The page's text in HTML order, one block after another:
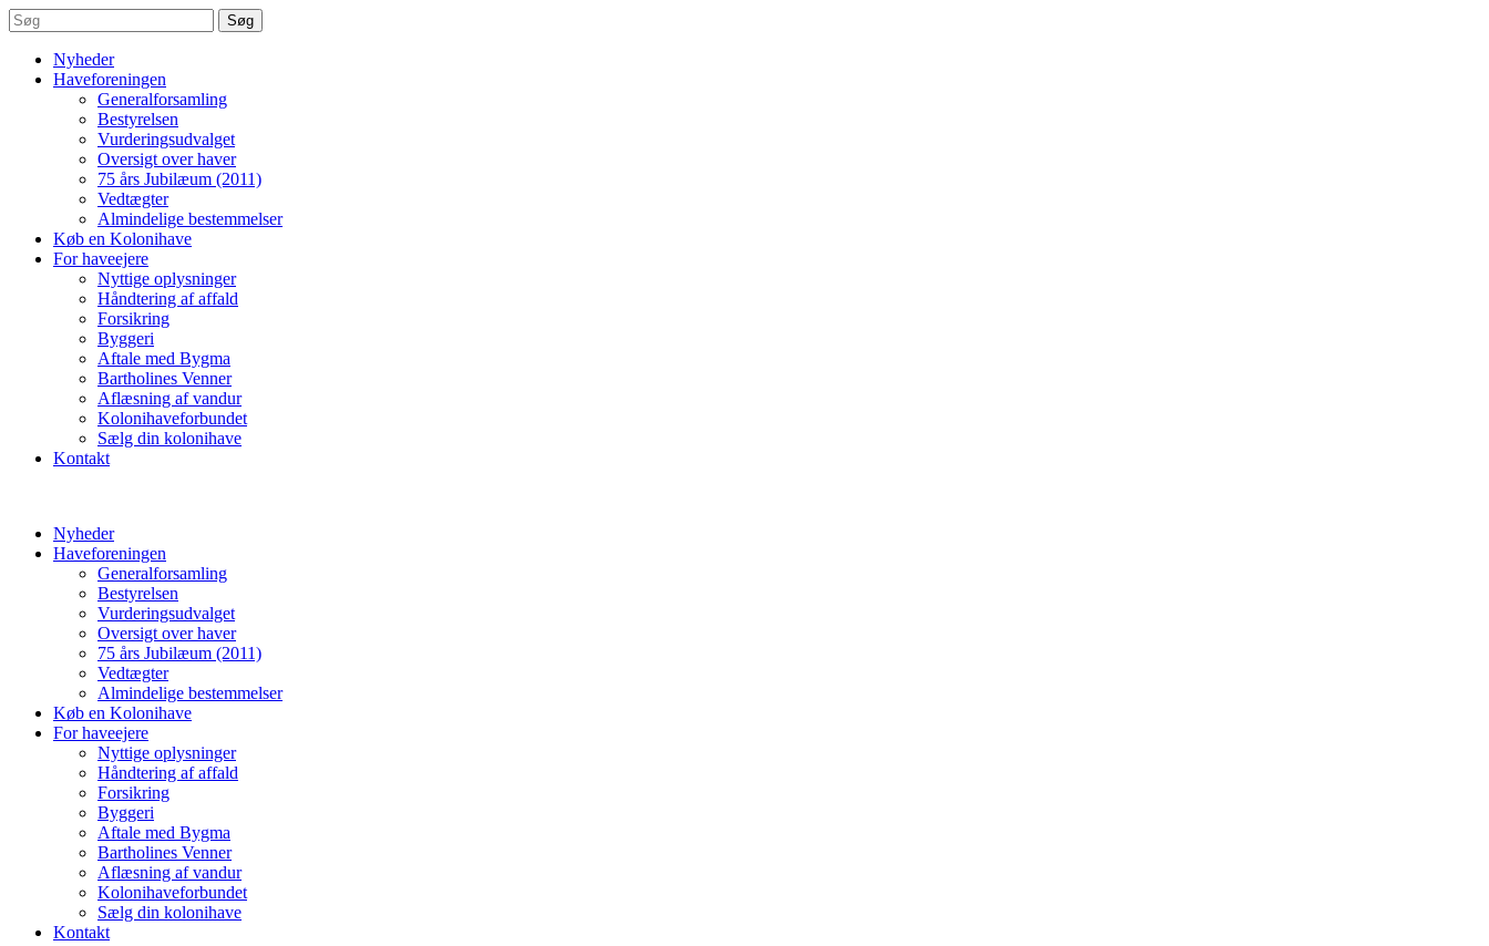
Søg
Nyheder
Haveforeningen
Generalforsamling
Bestyrelsen
Vurderingsudvalget
Oversigt over haver
75 års Jubilæum (2011)
Vedtægter
Almindelige bestemmelser
Køb en Kolonihave
For haveejere
Nyttige oplysninger
Håndtering af affald
Forsikring
Byggeri
Aftale med Bygma
Bartholines Venner
Aflæsning af vandur
Kolonihaveforbundet
Sælg din kolonihave
Kontakt
Nyheder
Haveforeningen
Generalforsamling
Bestyrelsen
Vurderingsudvalget
Oversigt over haver
75 års Jubilæum (2011)
Vedtægter
Almindelige bestemmelser
Køb en Kolonihave
For haveejere
Nyttige oplysninger
Håndtering af affald
Forsikring
Byggeri
Aftale med Bygma
Bartholines Venner
Aflæsning af vandur
Kolonihaveforbundet
Sælg din kolonihave
Kontakt